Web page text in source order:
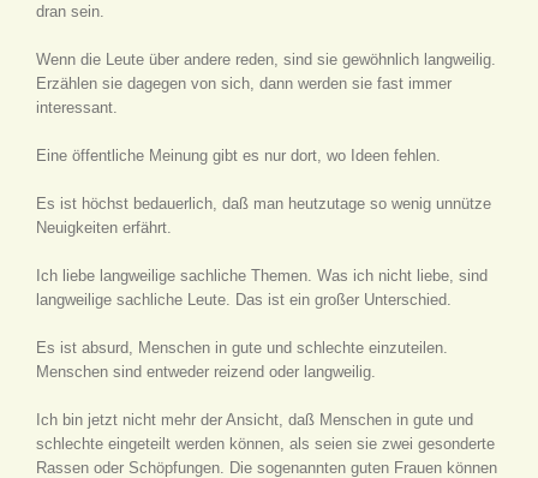
dran sein.
Wenn die Leute über andere reden, sind sie gewöhnlich langweilig.
Erzählen sie dagegen von sich, dann werden sie fast immer
interessant.
Eine öffentliche Meinung gibt es nur dort, wo Ideen fehlen.
Es ist höchst bedauerlich, daß man heutzutage so wenig unnütze
Neuigkeiten erfährt.
Ich liebe langweilige sachliche Themen. Was ich nicht liebe, sind
langweilige sachliche Leute. Das ist ein großer Unterschied.
Es ist absurd, Menschen in gute und schlechte einzuteilen.
Menschen sind entweder reizend oder langweilig.
Ich bin jetzt nicht mehr der Ansicht, daß Menschen in gute und
schlechte eingeteilt werden können, als seien sie zwei gesonderte
Rassen oder Schöpfungen. Die sogenannten guten Frauen können